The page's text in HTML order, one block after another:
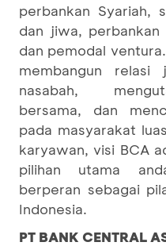
perbankan Syariah,
dan jiwa, perbankan
dan pemodal
membangun relasi
nasabah,
bersama, dan
pada masyarakat
karyawan, visi BCA
pilihan utama
berperan sebagai
Indonesia.
PT BANK CENTRAL